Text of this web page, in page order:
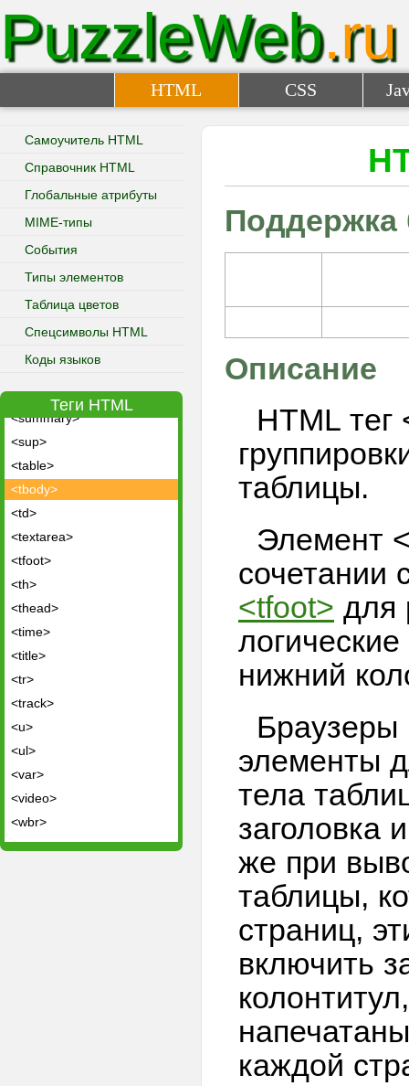
PuzzleWeb.ru
HTML CSS
Самоучитель HTML
Справочник HTML
Глобальные атрибуты
MIME-типы
События
Типы элементов
Таблица цветов
Спецсимволы HTML
Коды языков
Теги HTML
<pre>
<progress>
<q>
<rt>
<ruby>
<script>
<section>
<select>
<small>
<source>
<style>
<sub>
<summary>
<sup>
<table>
<tbody>
<td>
<textarea>
<tfoot>
<th>
<thead>
<time>
<title>
<tr>
<track>
<u>
<ul>
<var>
<video>
<wbr>
Поддержка
Описание
HTML тег
таблицы.
Элемент
сочетании
<tfoot> для
нижний
Браузеры
элементы
тела
заголовка
же при
таблицы,
страниц,
включить
каждой